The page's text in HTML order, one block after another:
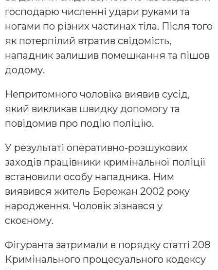
господарю численні удари руками та
ногами по різних частинах тіла. Після того
як потерпілий втратив свідомість,
нападник залишив помешкання та пішов
додому.
Непритомного чоловіка виявив сусід,
який викликав швидку допомогу та
повідомив про подію поліцію.
У результаті оперативно-розшукових
заходів працівники кримінальної поліції
встановили особу нападника. Ним
виявився житель Бережан 2002 року
народження. Чоловік зізнався у
скоєному.
Фігуранта затримали в порядку статті 208
Кримінального процесуального кодексу